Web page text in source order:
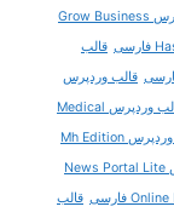
قالب وردپرس Grow Business
قالب
قالب وردپرس
قالب وردپرس Medical
قالب وردپرس Mh Edition
قالب وردپرس News Portal Lite
قالب